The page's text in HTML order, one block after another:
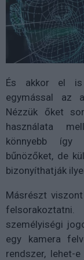
És akkor el is
egymással az
Nézzük őket
használata
könnyebb így
bűnözőket, de
bizonyíthatják
Másrészt
személyiségi
egy kamera
rendszer, lehet-